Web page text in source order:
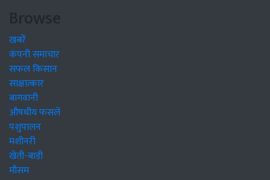
Browse
खबरें
कंपनी समाचार
सफल किसान
साक्षात्कार
बागवानी
औषधीय फसलें
पशुपालन
मशीनरी
खेती-बाड़ी
मौसम